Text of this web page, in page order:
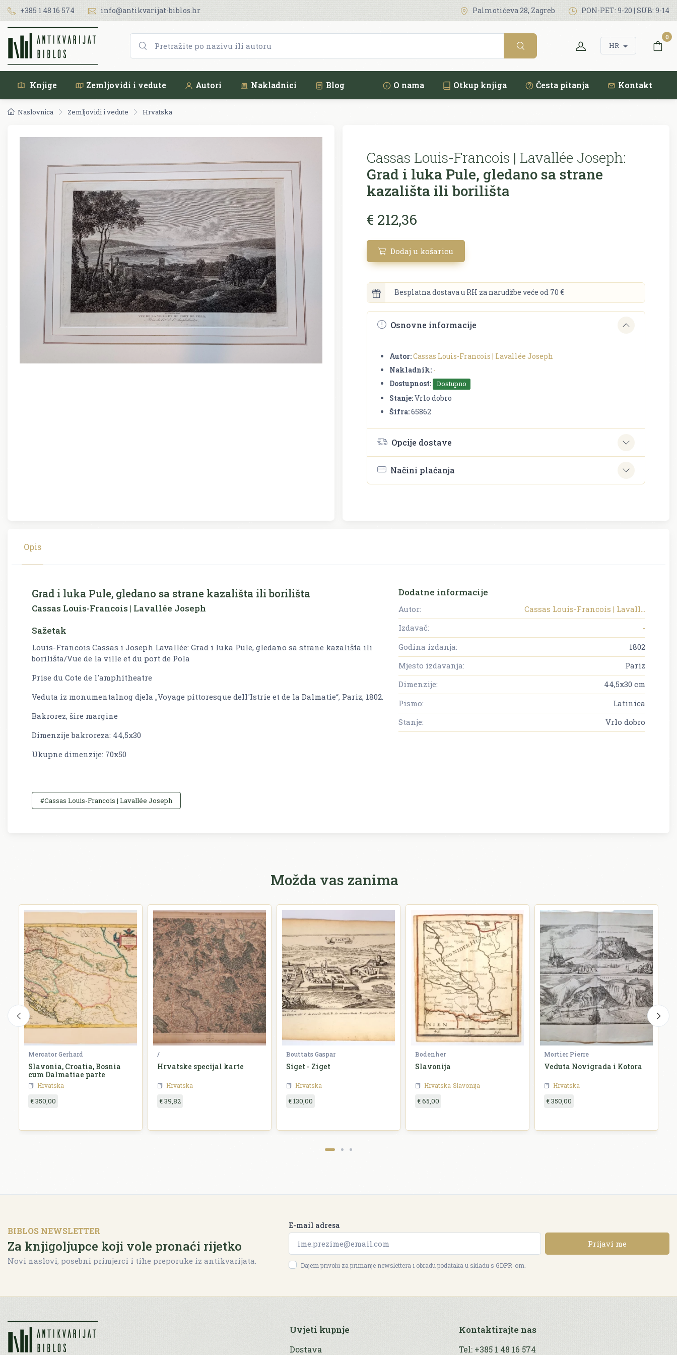
+385 1 48 16 574 info@antikvarijat-biblos.hr Palmotićeva 28, Zagreb PON-PET: 9-20 | SUB: 9-14
HR
0
Knjige Zemljovidi i vedute Autori Nakladnici Blog O nama Otkup knjiga Česta pitanja Kontakt
Naslovnica Zemljovidi i vedute Hrvatska
Cassas Louis-Francois | Lavallée Joseph:
Grad i luka Pule, gledano sa strane
kazališta ili borilišta
€ 212,36
Dodaj u košaricu
Besplatna dostava u RH za narudžbe veće od 70 €
Osnovne informacije
Autor:Cassas Louis-Francois | Lavallée Joseph
Nakladnik: -
Dostupnost:
Dostupno
Stanje:Vrlo dobro
Šifra:65862
Opcije dostave
Načini plaćanja
Opis
Grad i luka Pule, gledano sa strane kazališta ili borilišta
Cassas Louis-Francois | Lavallée Joseph
Sažetak
Louis-Francois Cassas i Joseph Lavallée: Grad i luka Pule, gledano sa strane kazališta ili
borilišta/Vue de la ville et du port de Pola
Prise du Cote de l'amphitheatre
Veduta iz monumentalnog djela „Voyage pittoresque dell'Istrie et de la Dalmatie“, Pariz, 1802.
Bakrorez, šire margine
Dimenzije bakroreza: 44,5x30
Ukupne dimenzije: 70x50
#Cassas Louis-Francois | Lavallée Joseph
Dodatne informacije
Autor:
Cassas Louis-Francois | Lavall...
Izdavač:
-
Godina izdanja:
1802
Mjesto izdavanja:
Pariz
Dimenzije:
44,5x30 cm
Pismo:
Latinica
Stanje:
Vrlo dobro
Možda vas zanima
Mercator Gerhard
Slavonia, Croatia, Bosnia
cum Dalmatiae parte
Hrvatska
€ 350,00
/
Hrvatske specijal karte
Hrvatska
€ 39,82
Bouttats Gaspar
Siget - Ziget
Hrvatska
€ 130,00
Bodenher
Slavonija
Hrvatska Slavonija
€ 65,00
Mortier Pierre
Veduta Novigrada i Kotora
Hrvatska
€ 350,00
BIBLOS NEWSLETTER
Za knjigoljupce koji vole pronaći rijetko
Novi naslovi, posebni primjerci i tihe preporuke iz antikvarijata.
E-mail adresa
Prijavi me
Dajem privolu za primanje newslettera i obradu podataka u skladu s GDPR-om.
Uvjeti kupnje
Dostava
Kontaktirajte nas
Tel: +385 1 48 16 574